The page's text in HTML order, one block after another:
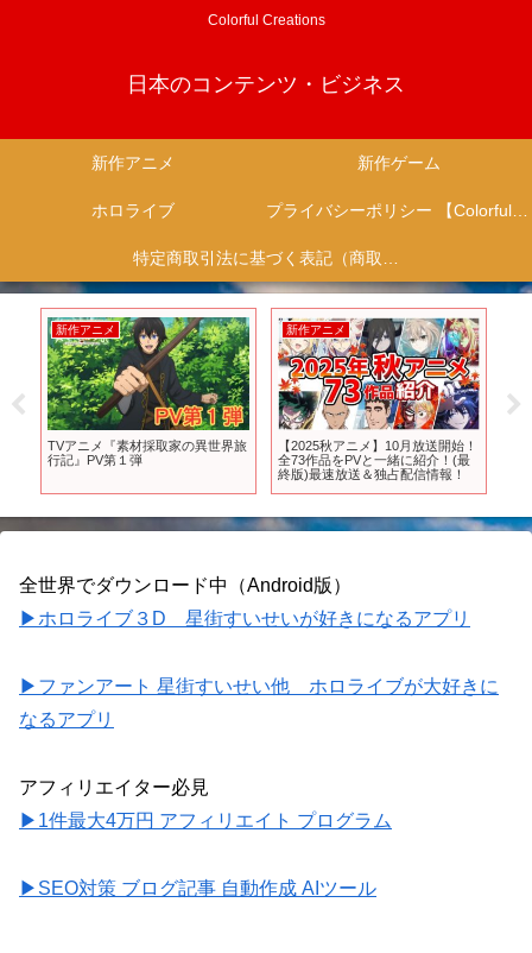
Colorful Creations
日本のコンテンツ・ビジネス
新作アニメ 新作ゲーム
ホロライブ プライバシーポリシー 【Colorful Creation】
特定商取引法に基づく表記（商取引に関する開示）
採取家の異世界旅
新作アニメ
【2025秋アニメ】10月放送開始！
全73作品をPVと一緒に紹介！(最
終版)最速放送＆独占配信情報！
新作ゲーム
【Switch】早くも激安にな
まった準新作ソフト5選【
り】
全世界でダウンロード中（Android版）
▶ホロライブ３D 星街すいせいが好きになるアプリ
▶ファンアート 星街すいせい他 ホロライブが大好きに
なるアプリ
アフィリエイター必見
▶1件最大4万円 アフィリエイト プログラム
▶SEO対策 ブログ記事 自動作成 AIツール